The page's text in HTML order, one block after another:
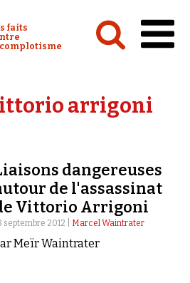
Watch :
faits
de presse
arrigoni
dangereuses
de l'assassinat
Vittorio Arrigoni
septembre 2012 | Marcel Waintrater
Meïr Waintrater